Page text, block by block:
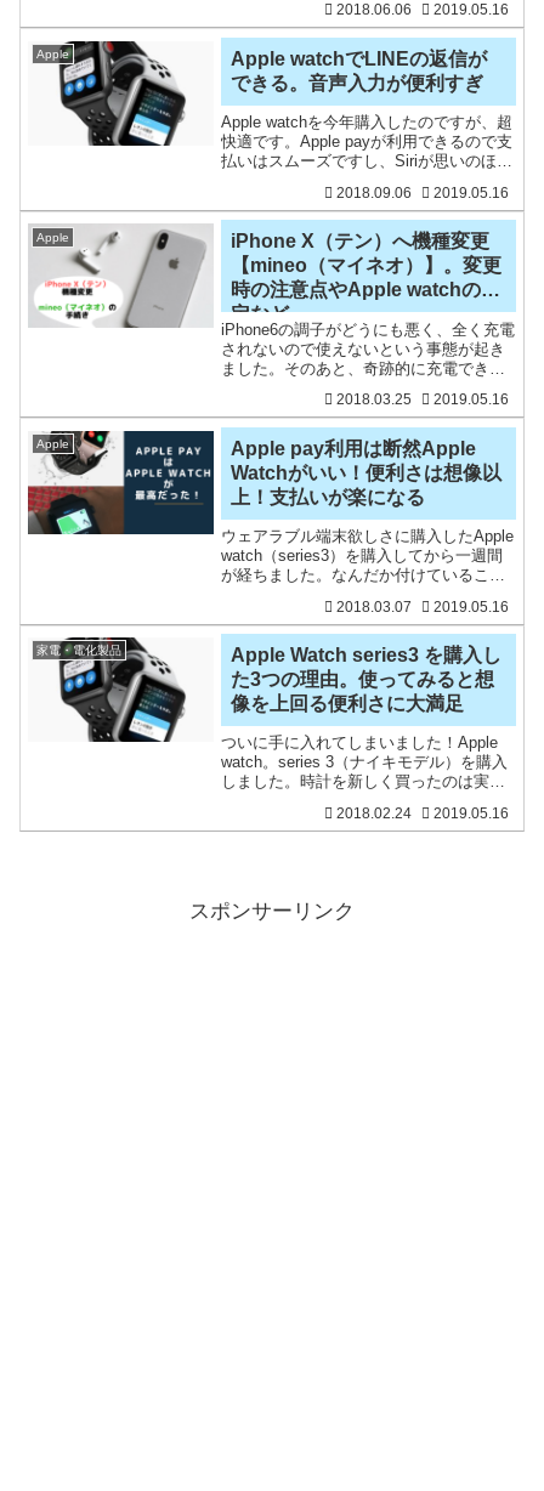
ています。そのApple watchは4万円くら
いするものですが、お得に
2018.06.06 2019.05.16
Apple
Apple watchでLINEの返信が
できる。音声入力が便利すぎ
Apple watchを今年購入したのですが、超
快適です。Apple payが利用できるので支
払いはスムーズですし、Siriが思いのほか
LINEの返信もできるので、わざわざ
iPhoneでLINEを
2018.09.06 2019.05.16
Apple
iPhone X（テン）へ機種変更
【mineo（マイネオ）】。変更
時の注意点やApple watchの設
定など
iPhone6の調子がどうにも悪く、全く充電
されないので使えないという事態が起き
ました。そのあと、奇跡的に充電できる
ってiPhone X（テン）に機種変更するこ
とに。参考 格安スマホのデメリットを
まとも
2018.03.25 2019.05.16
Apple
Apple pay利用は断然Apple
Watchがいい！便利さは想像以
上！支払いが楽になる
ウェアラブル端末欲しさに購入したApple
watch（series3）を購入してから一週間
が経ちました。なんだか付けていること
したりして、寝る時もつけている始末で
すw使いたかった一番の理由が、電子マ
ネー
2018.03.07 2019.05.16
家電・電化製品
Apple Watch series3 を購入し
た3つの理由。使ってみると想
像を上回る便利さに大満足
ついに手に入れてしまいました！Apple
watch。series 3（ナイキモデル）を購入
しました。時計を新しく買ったのは実に
Apple watchですが、購入した理由を簡単
2018.02.24 2019.05.16
スポンサーリンク